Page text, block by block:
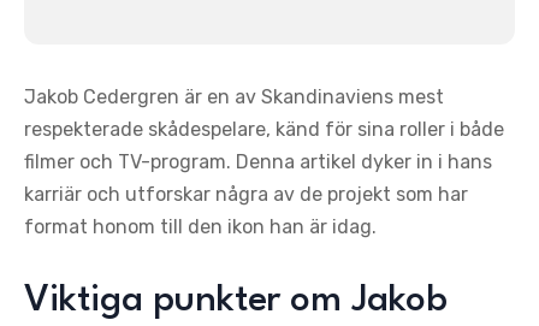
Jakob Cedergren är en av Skandinaviens mest
respekterade skådespelare, känd för sina roller i både
filmer och TV-program. Denna artikel dyker in i hans
karriär och utforskar några av de projekt som har
format honom till den ikon han är idag.
Viktiga punkter om Jakob